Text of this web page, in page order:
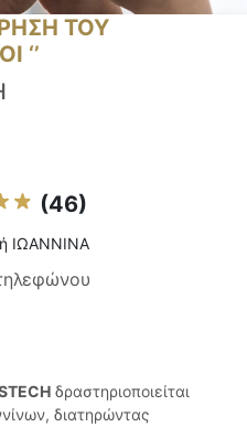
ΤΟΥ
‘’
(46)
ΙΩΑΝΝΙΝΑ
δραστηριοποιείται
διατηρώντας